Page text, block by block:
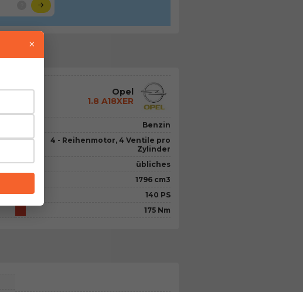
Opel
1.8 A18XER
Benzin
4 - Reihenmotor, 4 Ventile pro
Zylinder
übliches
1796 cm3
140 PS
175 Nm
×